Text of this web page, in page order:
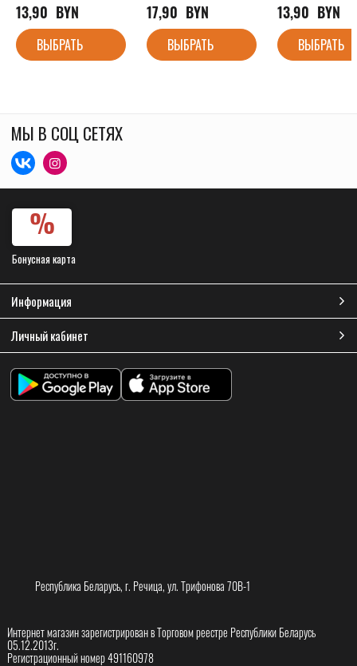
13,90
  BYN
ВЫБРАТЬ
17,90
  BYN
ВЫБРАТЬ
13,90
  BYN
ВЫБРАТЬ
МЫ В СОЦ СЕТЯХ
Бонусная карта
Информация
Личный кабинет
Республика Беларусь, г. Речица, ул. Трифонова 70В-1
Интернет магазин зарегистрирован в Торговом реестре Республики Беларусь
05.12.2013г.
Регистрационный номер 491160978